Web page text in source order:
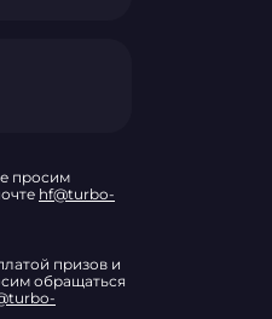
просим
hf@turbo-
призов и
обращаться